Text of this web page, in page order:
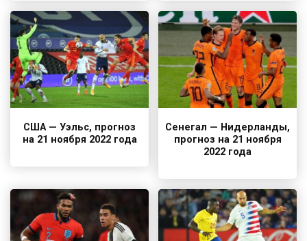
США — Уэльс, прогноз
на 21 ноября 2022 года
Сенегал — Нидерланды,
прогноз на 21 ноября
2022 года